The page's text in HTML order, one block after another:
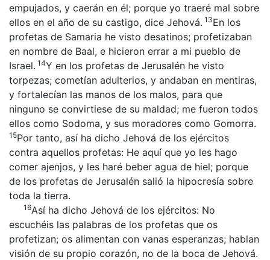
empujados, y caerán en él; porque yo traeré mal sobre
ellos en el año de su castigo, dice Jehová. 13En los
profetas de Samaria he visto desatinos; profetizaban
en nombre de Baal, e hicieron errar a mi pueblo de
Israel. 14Y en los profetas de Jerusalén he visto
torpezas; cometían adulterios, y andaban en mentiras,
y fortalecían las manos de los malos, para que
ninguno se convirtiese de su maldad; me fueron todos
ellos como Sodoma, y sus moradores como Gomorra.
15Por tanto, así ha dicho Jehová de los ejércitos
contra aquellos profetas: He aquí que yo les hago
comer ajenjos, y les haré beber agua de hiel; porque
de los profetas de Jerusalén salió la hipocresía sobre
toda la tierra.
16Así ha dicho Jehová de los ejércitos: No
escuchéis las palabras de los profetas que os
profetizan; os alimentan con vanas esperanzas; hablan
visión de su propio corazón, no de la boca de Jehová.